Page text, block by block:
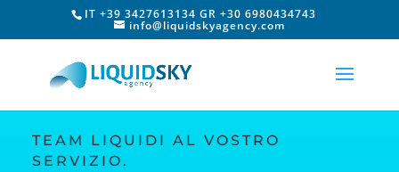
IT +39 3427613134 GR +30 6980434743
info@liquidskyagency.com
TEAM LIQUIDI AL VOSTRO
SERVIZIO.